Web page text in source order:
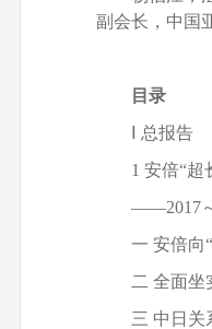
副会长，中国
目录
Ⅰ 总报告
1 安倍“超长
——2017～
一 安倍向“
二 全面坐实
三 中日关系